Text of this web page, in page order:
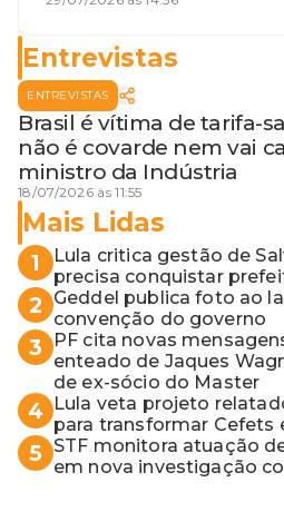
Entrevistas
ENTREVISTAS
Brasil é vítima de tarifa-
não é covarde nem vai
ministro da Indústria
18/07/2026 às 11:55
Mais Lidas
1
Lula critica gestão de
precisa conquistar
2
Geddel publica foto ao
convenção do governo
3
PF cita novas
enteado de Jaques
de ex-sócio do Master
4
Lula veta projeto
para transformar Cefets
5
STF monitora atuação
em nova investigação